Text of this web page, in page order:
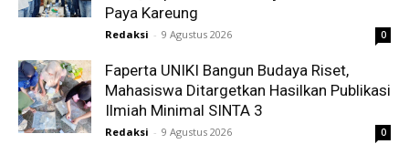
Paya Kareung
Redaksi - 9 Agustus 2026 0
Faperta UNIKI Bangun Budaya Riset,
Mahasiswa Ditargetkan Hasilkan Publikasi
Ilmiah Minimal SINTA 3
Redaksi - 9 Agustus 2026 0